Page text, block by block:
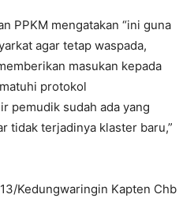
PPKM mengatakan “ini guna
agar tetap waspada,
masukan kepada
protokol
pemudik sudah ada yang
tidak terjadinya klaster baru,”
Kedungwaringin Kapten Chb